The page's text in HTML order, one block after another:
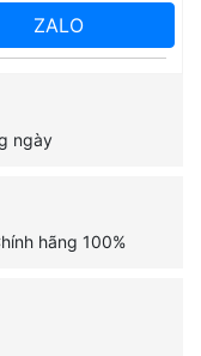
ZALO
ngày
hãng 100%